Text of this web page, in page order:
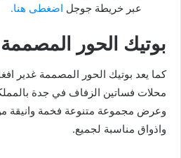
عبر خريطة جوجل اضغطى هنا.
بوتيك الحور
كما يعد بوتيك الحور المصممة غدير
محلات فساتين الزفاف في جدة
وعرض مجموعة متنوعة فخمة وانيقة
واذواق مناسبة لجميع.